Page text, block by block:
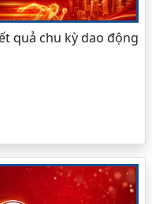
quả chu kỳ dao động